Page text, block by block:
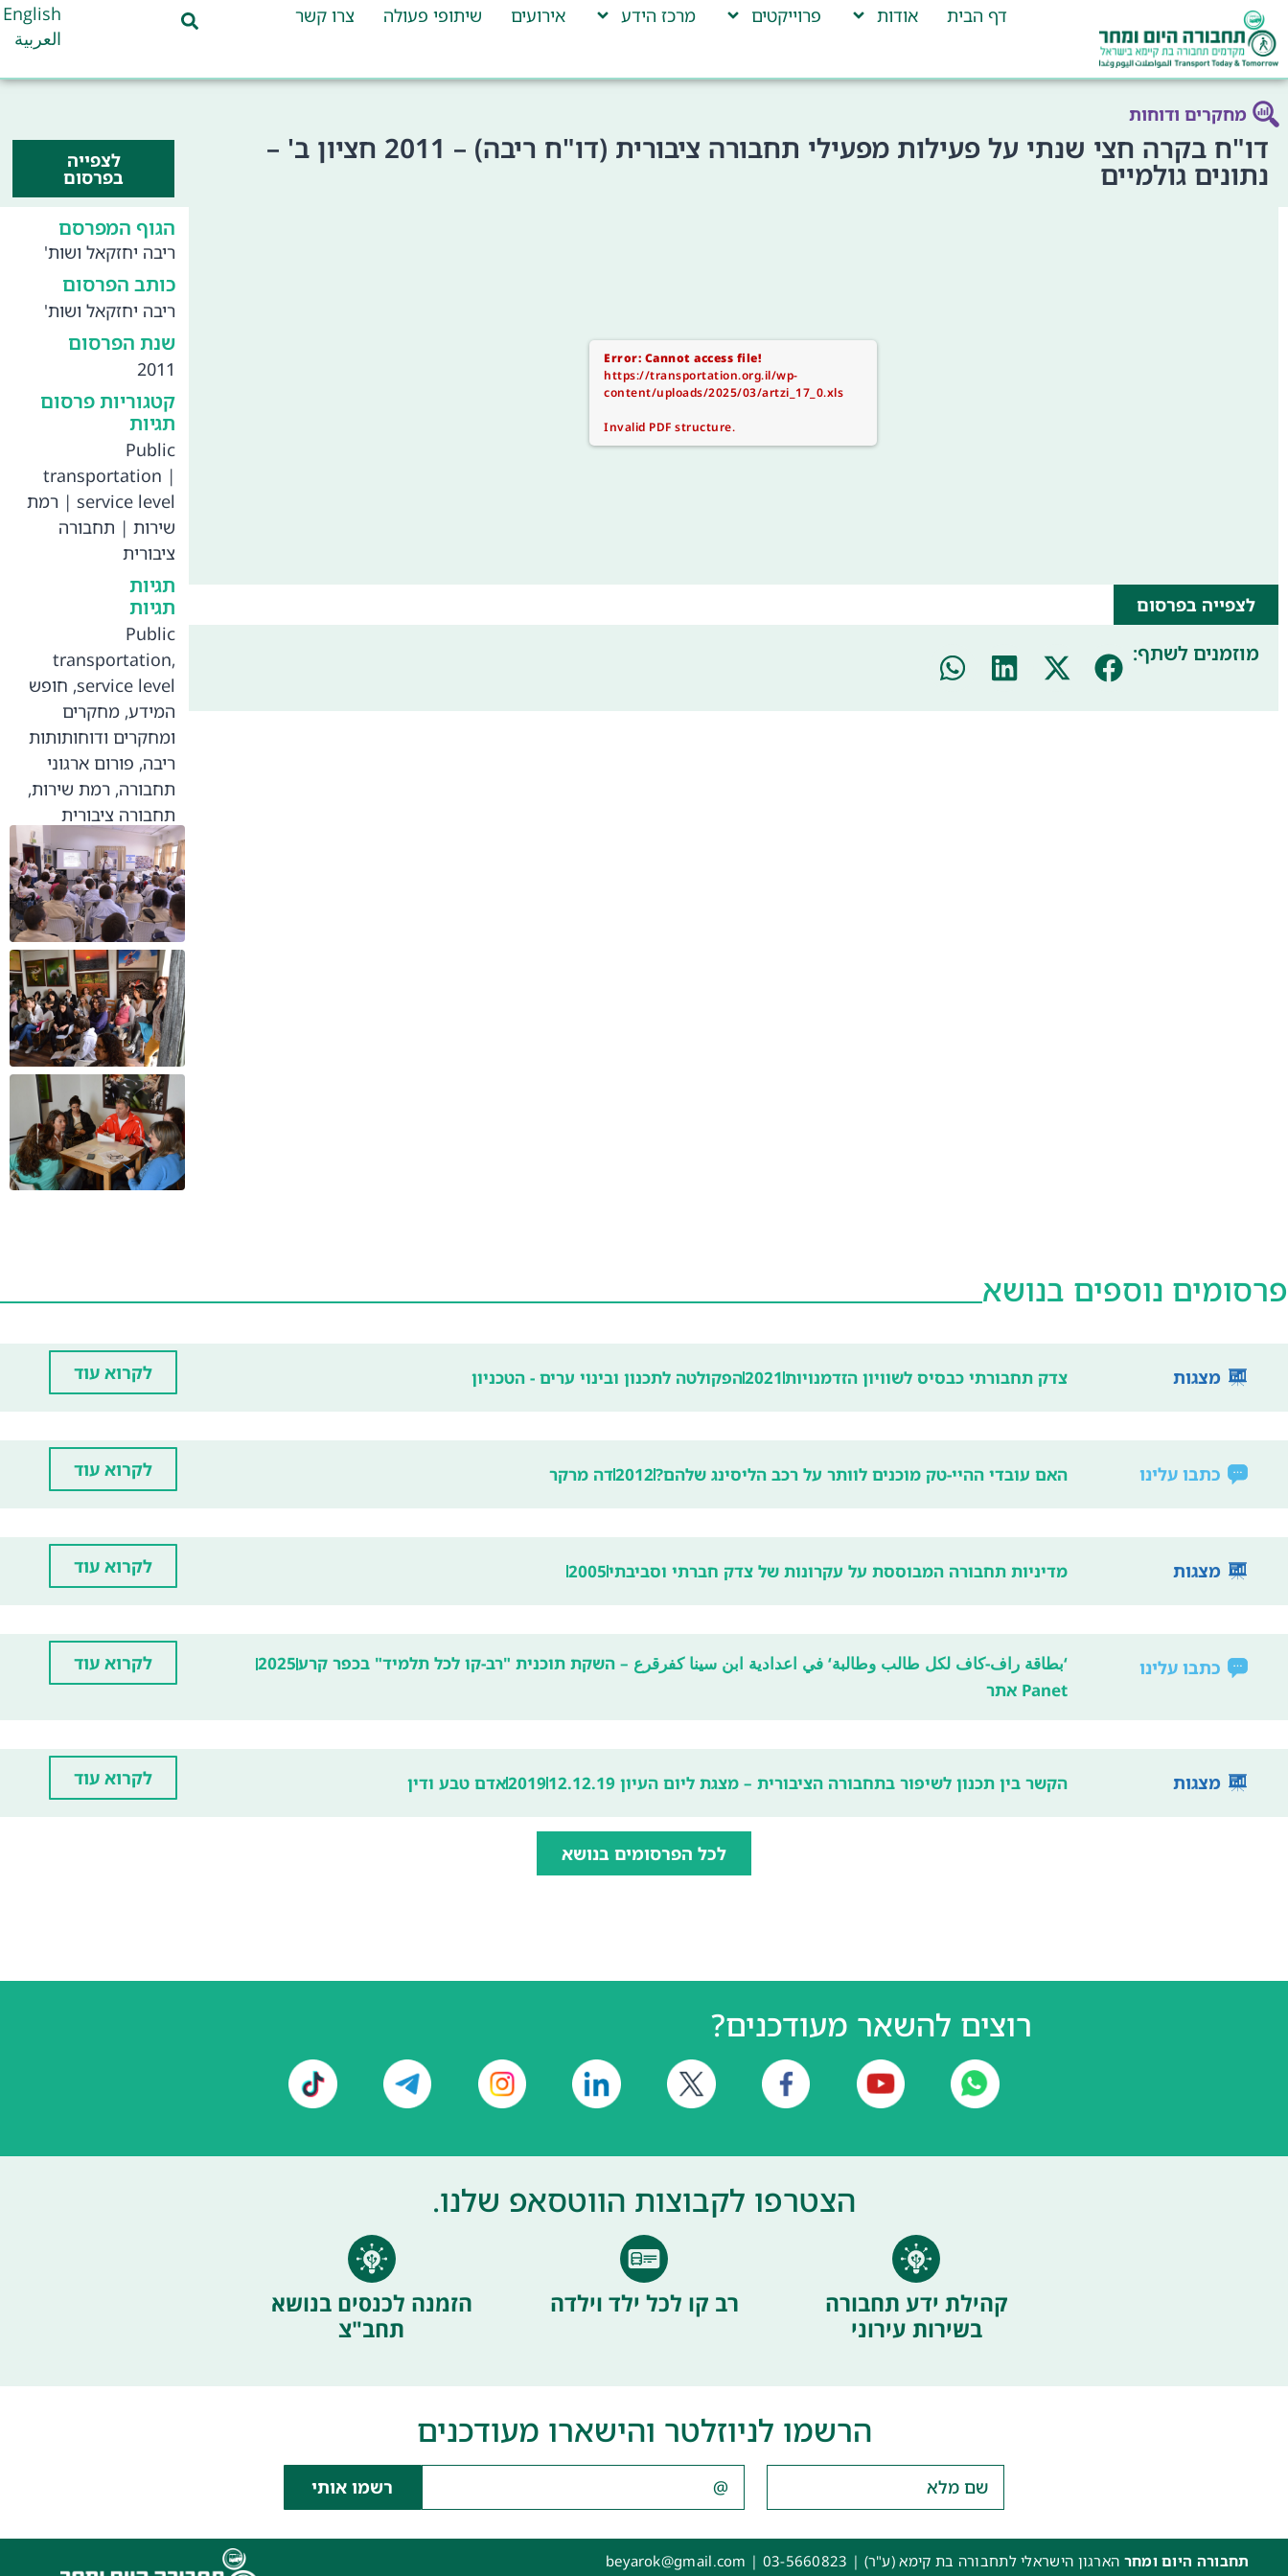
דף הבית אודות פרוייקטים מרכז הידע אירועים שיתופי פעולה צרו קשר
English
العربية
מחקרים ודוחות
דו"ח בקרה חצי שנתי על פעילות מפעילי תחבורה ציבורית (דו"ח ריבה) – 2011 חציון ב' –
נתונים גולמיים לצפייה
בפרסום
Error: Cannot access file!
https://transportation.org.il/wp-
content/uploads/2025/03/artzi_17_0.xls
Invalid PDF structure.
לצפייה בפרסום
מוזמנים לשתף:
הגוף המפרסם
ריבה יחזקאל ושות'
כותב הפרסום
ריבה יחזקאל ושות'
שנת הפרסום
2011
קטגוריות פרסום
תגיות
Public
transportation |
service level
| רמת
שירות | תחבורה
ציבורית
תגיות
תגיות
Public
transportation,
service level
, חופש
המידע,מחקרים
ומחקרים ודוחותותות
ריבה, פורום ארגוני
תחבורה, רמת שירות,
תחבורה ציבורית
פרסומים נוספים בנושא
מצגות צדק תחבורתי כבסיס לשוויון הזדמנויות2021הפקולטה לתכנון ובינוי ערים - הטכניון לקרוא עוד
כתבו עלינו האם עובדי ההיי-טק מוכנים לוותר על רכב הליסינג שלהם?2012דה מרקר לקרוא עוד
מצגות מדיניות תחבורה המבוססת על עקרונות של צדק חברתי וסביבתי2005 לקרוא עוד
כתבו עלינו ‘بطاقة راف-كاف لكل طالب وطالبة‘ في اعدادية ابن سينا كفرقرع – השקת תוכנית "רב-קו לכל תלמיד" בכפר קרע2025
Panet אתר
לקרוא עוד
מצגות הקשר בין תכנון לשיפור בתחבורה הציבורית – מצגת ליום העיון 12.12.19 2019אדם טבע ודין לקרוא עוד
לכל הפרסומים בנושא
רוצים להשאר מעודכנים?
הצטרפו לקבוצות הווטסאפ שלנו.
קהילת ידע תחבורה
בשירות עירוני
רב קו לכל ילד וילדה
הזמנה לכנסים בנושא
תחב"צ
הרשמו לניוזלטר והישארו מעודכנים
רשמו אותי
תחבורה היום ומחר הארגון הישראלי לתחבורה בת קימא (ע"ר) | 03-5660823
|
beyarok@gmail.com